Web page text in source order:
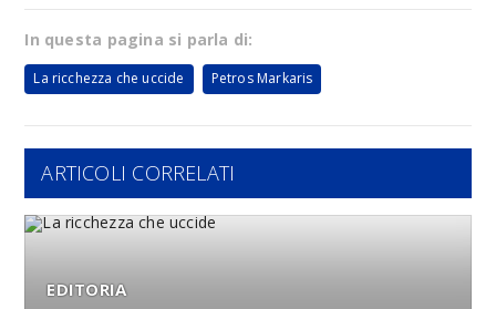
In questa pagina si parla di:
La ricchezza che uccide Petros Markaris
ARTICOLI CORRELATI
EDITORIA